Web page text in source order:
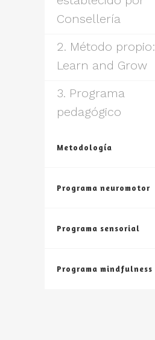
Consellería
2. Método propio:
Learn and Grow
3. Programa
pedagógico
Metodología
Programa neuromotor
Programa sensorial
Programa mindfulness